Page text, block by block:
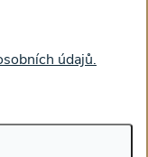
údajů.